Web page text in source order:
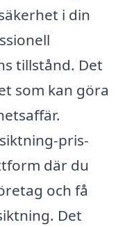
i din
tillstånd. Det
som kan göra
pris-
där du
och få
Det